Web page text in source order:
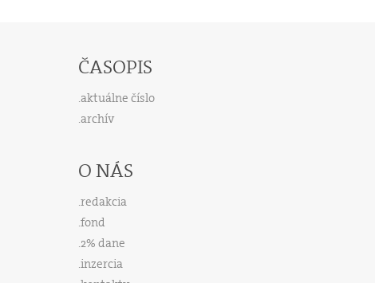
ČASOPIS
aktuálne číslo
archív
O NÁS
redakcia
fond
2% dane
inzercia